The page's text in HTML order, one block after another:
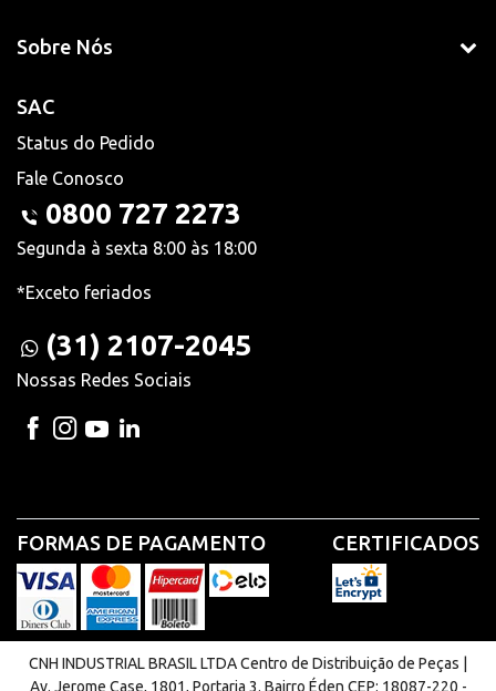
Sobre Nós
SAC
Status do Pedido
Fale Conosco
0800 727 2273
Segunda à sexta 8:00 às 18:00
*Exceto feriados
(31) 2107-2045
Nossas Redes Sociais
FORMAS DE PAGAMENTO CERTIFICADOS
CNH INDUSTRIAL BRASIL LTDA Centro de Distribuição de Peças |
Av. Jerome Case, 1801, Portaria 3. Bairro Éden CEP: 18087-220 -